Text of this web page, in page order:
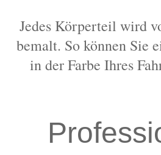
Jedes Körperteil wird
bemalt. So können Sie
in der Farbe Ihres